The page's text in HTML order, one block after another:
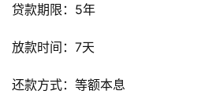
贷款期限：5年
放款时间：7天
还款方式：等额本息